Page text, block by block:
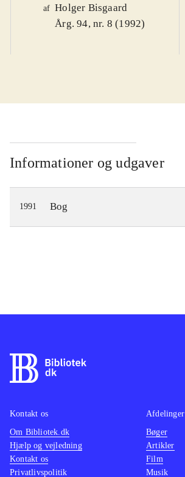
af Holger Bisgaard
Årg. 94, nr. 8 (1992)
Informationer og udgaver
1991 Bog
Kontakt os
Om Bibliotek.dk
Hjælp og vejledning
Kontakt os
Privatlivspolitik
Afdelinger
Bøger
Artikler
Film
Musik